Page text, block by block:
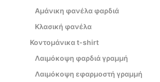
Αμάνικη φανέλα φαρδιά
Κλασική φανέλα
Κοντομάνικα t-shirt
Λαιμόκοψη φαρδιά γραμμή
Λαιμόκοψη εφαρμοστή γραμμή